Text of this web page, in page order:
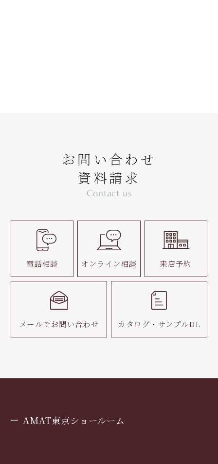
お問い合わせ
資料請求
Contact us
電話相談 オンライン相談 来店予約
メールでお問い合わせ カタログ・ サンプルDL
AMAT東京ショールーム